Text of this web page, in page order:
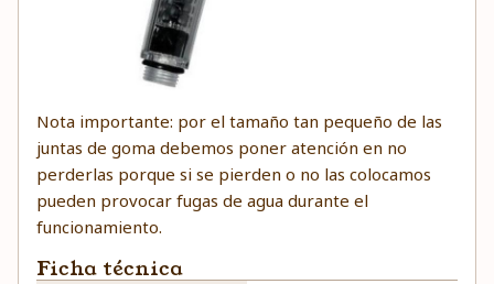
Nota importante: por el tamaño tan pequeño de las
juntas de goma debemos poner atención en no
perderlas porque si se pierden o no las colocamos
pueden provocar fugas de agua durante el
funcionamiento.
Ficha técnica